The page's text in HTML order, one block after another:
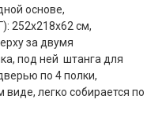
основе,
252x218x62 см,
за двумя
под ней штанга для
по 4 полки,
легко собирается по